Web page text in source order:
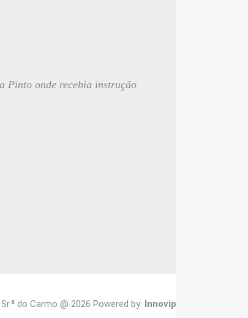
Pinto onde recebia instrução
do Carmo @ 2026 Powered by: Innovip